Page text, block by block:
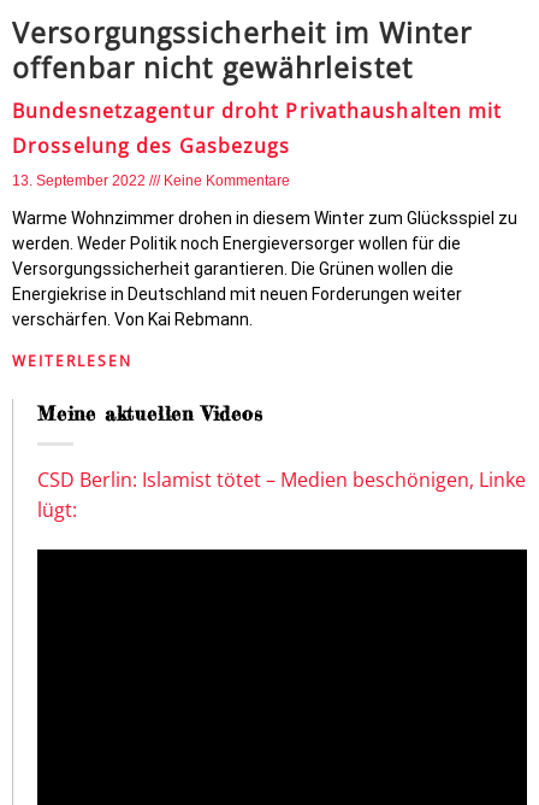
Versorgungssicherheit im Winter
offenbar nicht gewährleistet
Bundesnetzagentur droht Privathaushalten mit
Drosselung des Gasbezugs
13. September 2022 Keine Kommentare
Warme Wohnzimmer drohen in diesem Winter zum Glücksspiel zu
werden. Weder Politik noch Energieversorger wollen für die
Versorgungssicherheit garantieren. Die Grünen wollen die
Energiekrise in Deutschland mit neuen Forderungen weiter
verschärfen. Von Kai Rebmann.
WEITERLESEN
Meine aktuellen Videos
CSD Berlin: Islamist tötet – Medien beschönigen, Linke
lügt: